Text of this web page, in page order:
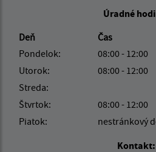
Úradné
Deň
Čas
Pondelok:
08:00 - 12:00
Utorok:
08:00 - 12:00
Streda:
Štvrtok:
08:00 - 12:00
Piatok:
nestránkový
Kontakt: